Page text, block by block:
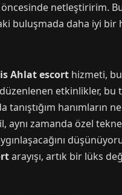
netleştiririm.
buluşmada daha iyi bir
Ahlat escort hizmeti,
düzenlenen etkinlikler,
hanımların
aynı zamanda özel
arayışı, artık bir lüks